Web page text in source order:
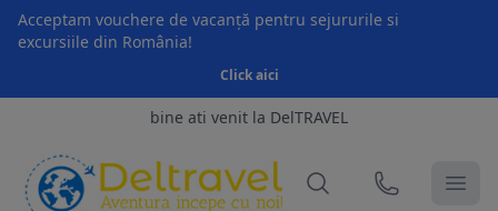
Acceptam vouchere de vacanță pentru sejururile si
excursiile din România!
Click aici
bine ati venit la DelTRAVEL